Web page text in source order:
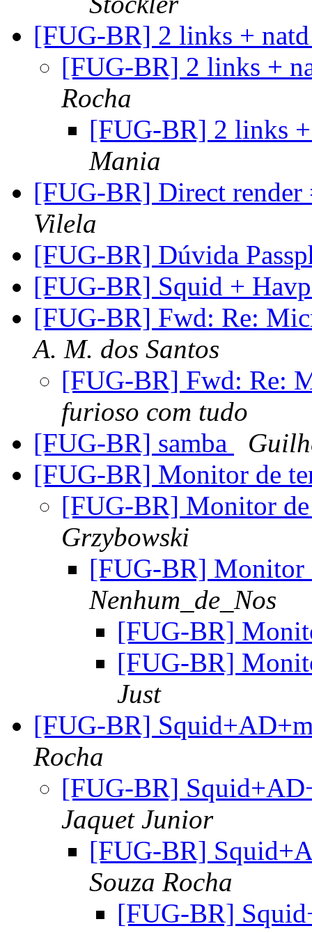
[FUG-BR] 2 links +
[FUG-BR] 2 links +
Rocha
[FUG-BR] 2 links
Mania
[FUG-BR] Direct
Vilela
[FUG-BR] Dúvida
[FUG-BR] Squid +
[FUG-BR] Fwd: Re:
A. M. dos Santos
[FUG-BR] Fwd: Re:
furioso com tudo
[FUG-BR] samba
[FUG-BR] Monitor de
[FUG-BR] Monitor
Grzybowski
[FUG-BR] Monitor
Nenhum_de_Nos
[FUG-BR]
[FUG-BR]
Just
[FUG-BR]
Rocha
[FUG-BR]
Jaquet Junior
[FUG-BR]
Souza Rocha
[FUG-BR]